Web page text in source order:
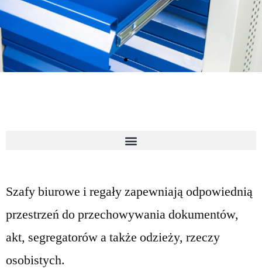
Szafy biurowe i regały zapewniają odpowiednią
przestrzeń do przechowywania dokumentów,
akt, segregatorów a także odzieży, rzeczy
osobistych.